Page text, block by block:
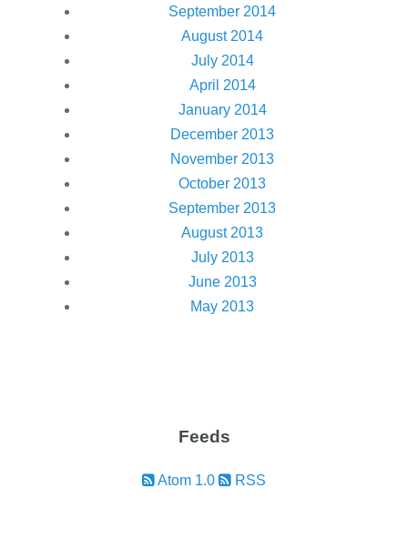
September 2014
August 2014
July 2014
April 2014
January 2014
December 2013
November 2013
October 2013
September 2013
August 2013
July 2013
June 2013
May 2013
Feeds
Atom 1.0 RSS